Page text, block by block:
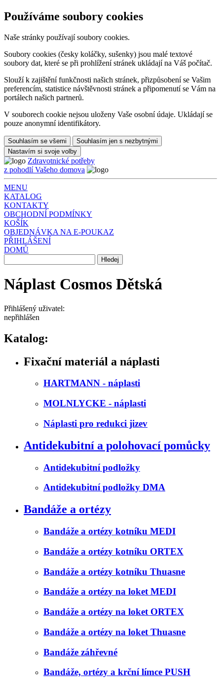
Používáme soubory cookies
Naše stránky používají soubory cookies.
Soubory cookies (česky koláčky, sušenky) jsou malé textové
soubory dat, které se při prohlížení stránek ukládají na Váš počítač.
Slouží k zajištění funkčnosti našich stránek, přizpůsobení se Vašim
preferencím, statistice návštěvnosti stránek a připomenutí se Vám na
portálech našich partnerů.
V souborech cookie nejsou uloženy Vaše osobní údaje. Ukládají se
pouze anonymní identifikátory.
Souhlasím se všemi
Souhlasím jen s nezbytnými
Nastavím si svoje volby
Zdravotnické potřeby
z pohodlí Vašeho domova
MENU
KATALOG
KONTAKTY
OBCHODNÍ PODMÍNKY
KOŠÍK
OBJEDNÁVKA NA E-POUKAZ
PŘIHLÁŠENÍ
DOMŮ
Náplast Cosmos Dětská
Přihlášený uživatel:
nepřihlášen
Katalog:
Fixační materiál a náplasti
HARTMANN - náplasti
MOLNLYCKE - náplasti
Náplasti pro redukci jizev
Antidekubitní a polohovací pomůcky
Antidekubitní podložky
Antidekubitní podložky DMA
Bandáže a ortézy
Bandáže a ortézy kotníku MEDI
Bandáže a ortézy kotníku ORTEX
Bandáže a ortézy kotníku Thuasne
Bandáže a ortézy na loket MEDI
Bandáže a ortézy na loket ORTEX
Bandáže a ortézy na loket Thuasne
Bandáže záhřevné
Bandáže, ortézy a krční límce PUSH